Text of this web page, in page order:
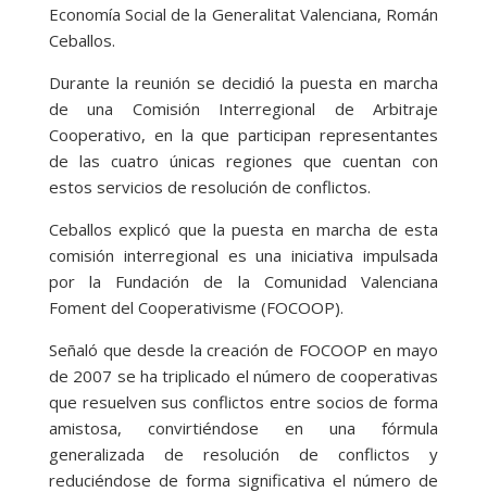
Economía Social de la Generalitat Valenciana, Román
Ceballos.
Durante la reunión se decidió la puesta en marcha
de una Comisión Interregional de Arbitraje
Cooperativo, en la que participan representantes
de las cuatro únicas regiones que cuentan con
estos servicios de resolución de conflictos.
Ceballos explicó que la puesta en marcha de esta
comisión interregional es una iniciativa impulsada
por la Fundación de la Comunidad Valenciana
Foment del Cooperativisme (FOCOOP).
Señaló que desde la creación de FOCOOP en mayo
de 2007 se ha triplicado el número de cooperativas
que resuelven sus conflictos entre socios de forma
amistosa, convirtiéndose en una fórmula
generalizada de resolución de conflictos y
reduciéndose de forma significativa el número de